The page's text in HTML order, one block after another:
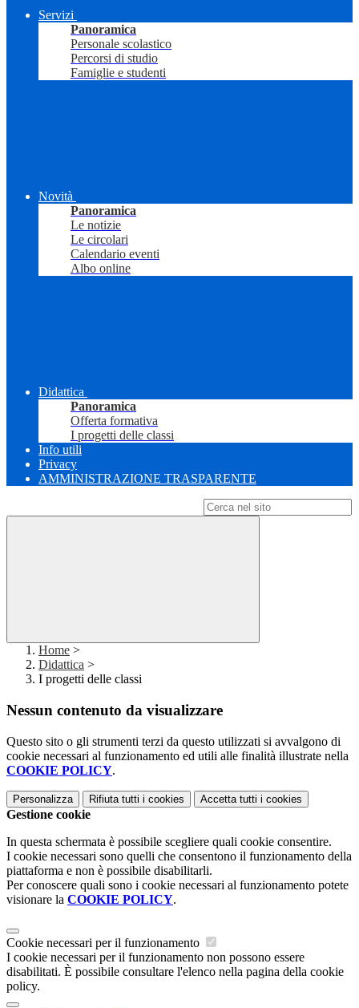
Servizi
Panoramica
Personale scolastico
Percorsi di studio
Famiglie e studenti
Novità
Panoramica
Le notizie
Le circolari
Calendario eventi
Albo online
Didattica
Panoramica
Offerta formativa
I progetti delle classi
Info utili
Privacy
AMMINISTRAZIONE TRASPARENTE
Home >
Didattica >
I progetti delle classi
Nessun contenuto da visualizzare
Questo sito o gli strumenti terzi da questo utilizzati si avvalgono di
cookie necessari al funzionamento ed utili alle finalità illustrate nella
COOKIE POLICY.
Personalizza Rifiuta tutti i cookies Accetta tutti i cookies
Gestione cookie
In questa schermata è possibile scegliere quali cookie consentire.
I cookie necessari sono quelli che consentono il funzionamento della
piattaforma e non è possibile disabilitarli.
Per conoscere quali sono i cookie necessari al funzionamento potete
visionare la COOKIE POLICY.
Cookie necessari per il funzionamento
I cookie necessari per il funzionamento non possono essere
disabilitati. È possibile consultare l'elenco nella pagina della cookie
policy.